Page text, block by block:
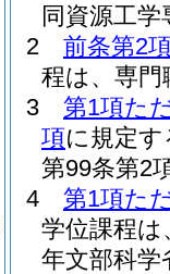
同資源工
2
前条第2
程は、専
3
第1項た
項に規定
第99条第2
4
第1項た
学位課程は
年文部科学